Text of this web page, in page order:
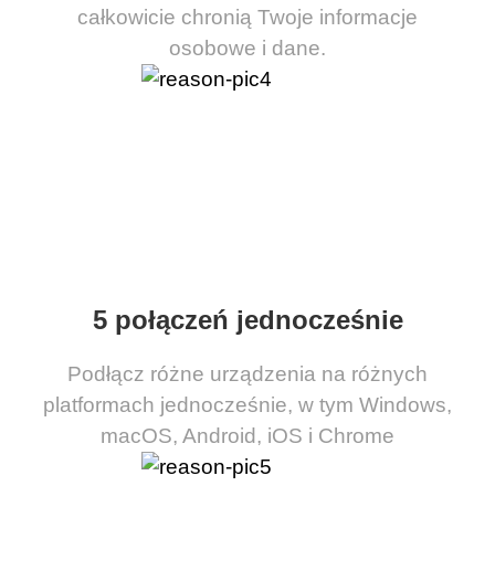
całkowicie chronią Twoje informacje
osobowe i dane.
5 połączeń jednocześnie
Podłącz różne urządzenia na różnych
platformach jednocześnie, w tym Windows,
macOS, Android, iOS i Chrome